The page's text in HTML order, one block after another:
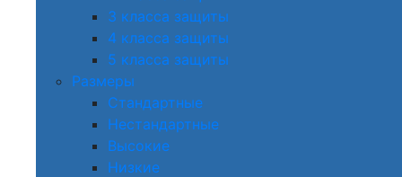
3 класса защиты
4 класса защиты
5 класса защиты
Размеры
Стандартные
Нестандартные
Высокие
Низкие